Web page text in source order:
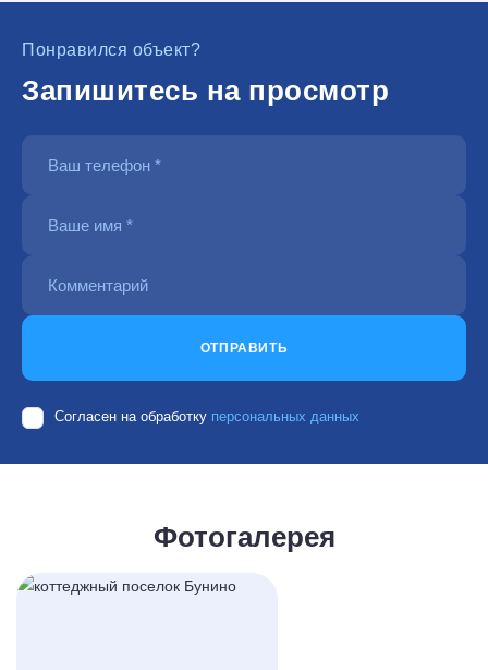
Понравился объект?
Запишитесь на просмотр
ОТПРАВИТЬ
Согласен на обработку персональных данных
Фотогалерея